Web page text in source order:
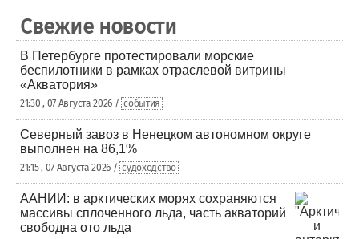
Свежие новости
В Петербурге протестировали морские
беспилотники в рамках отраслевой витрины
«Акватория»
21:30 , 07 Августа 2026 / события
Северный завоз в Ненецком автономном округе
выполнен на 86,1%
21:15 , 07 Августа 2026 / судоходство
ААНИИ: в арктических морях сохраняются
массивы сплоченного льда, часть акваторий
свободна ото льда